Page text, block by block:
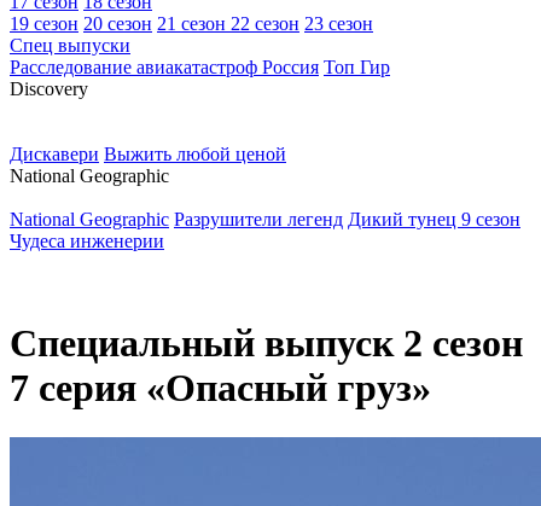
19 сезон 20 сезон 21 сезон 22 сезон 23 сезон
Спец выпуски
Расследование авиакатастроф Россия Топ Гир
Discovery
Дискавери Выжить любой ценой
National Geographic
National Geographic Разрушители легенд Дикий тунец 9 сезон
Чудеса инженерии
Специальный выпуск 2 сезон
7 серия «Опасный груз»